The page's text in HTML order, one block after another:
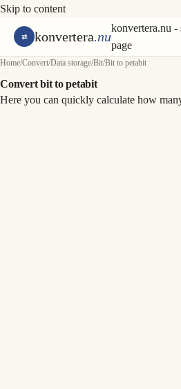
Skip to content
konvertera.nu
konvertera.nu -
page
Home/Convert/Data storage/Bit/Bit to petabit
Convert bit to petabit
Here you can quickly calculate how